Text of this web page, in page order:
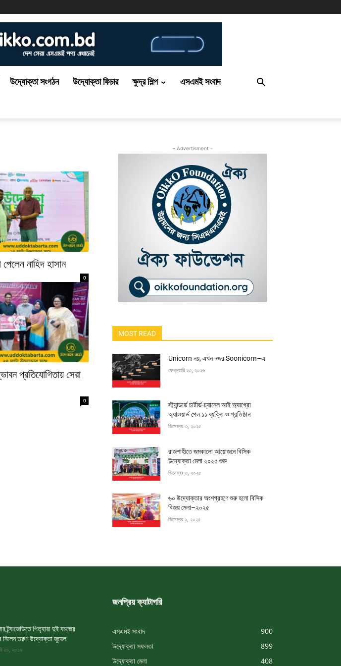
উদ্যোক্তা সংগঠন উদ্যোক্তা ফিচার ক্ষুদ্র শিল্প এসএমই সংবাদ
নাহিদ হাসান
0
প্রতিযোগিতায় সেরা
0
- Advertisment -
MOST READ
Unicorn নয়, এখন নজর Soonicorn–এ
ফেব্রুয়ারি ২৩, ২০২৬
স্ট্যান্ডার্ড চার্টার্ড-চ্যানেল আই অ্যাগ্রো
অ্যাওয়ার্ড পেল ১১ ব্যক্তি ও প্রতিষ্ঠান
ডিসেম্বর ৩, ২০২৫
রাজশাহীতে জমকালো আয়োজনে বিসিক
উদ্যোক্তা মেলা ২০২৫ শুরু
ডিসেম্বর ৩, ২০২৫
৬০ উদ্যোক্তার অংশগ্রহণে শুরু হলো বিসিক
বিজয় মেলা–২০২৫
ডিসেম্বর ১, ২০২৫
ট্র্যাজেডিতে পিতৃহারা দুই যমজের
নিলেন তরুণ উদ্যোক্তা জুয়েল
২৩, ২০১৯
জনপ্রিয় ক্যাটাগরি
এসএমই সংবাদ
900
উদ্যোক্তা সফলতা
899
উদ্যোক্তা মেলা
408